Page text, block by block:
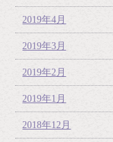
2019年4月
2019年3月
2019年2月
2019年1月
2018年12月